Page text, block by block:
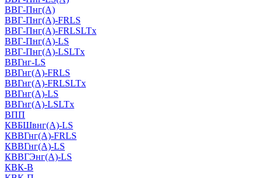
ВВГ-Пнг(А)
ВВГ-Пнг(А)-FRLS
ВВГ-Пнг(А)-FRLSLTx
ВВГ-Пнг(А)-LS
ВВГ-Пнг(А)-LSLTx
ВВГнг-LS
ВВГнг(А)-FRLS
ВВГнг(А)-FRLSLTx
ВВГнг(А)-LS
ВВГнг(А)-LSLTx
ВПП
КВБШвнг(А)-LS
КВВГнг(А)-FRLS
КВВГнг(А)-LS
КВВГЭнг(А)-LS
КВК-В